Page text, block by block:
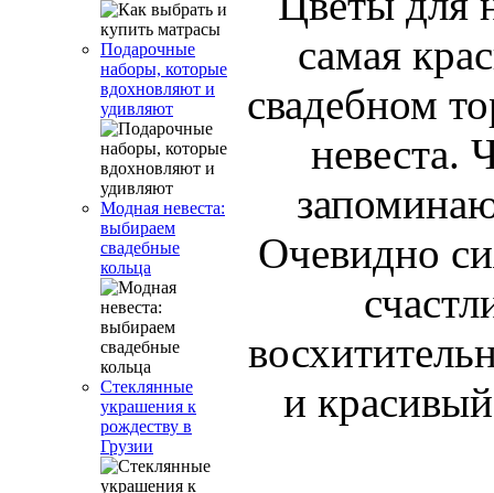
Подарочные
наборы, которые
вдохновляют и
удивляют
Модная невеста:
выбираем
свадебные
кольца
Стеклянные
украшения к
рождеству в
Грузии
самая
свадебном
невеста.
Очевидно
и